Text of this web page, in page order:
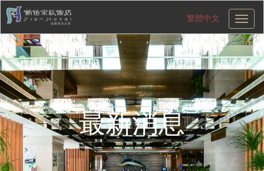
切
換
導
航
繁體中文
最新消息